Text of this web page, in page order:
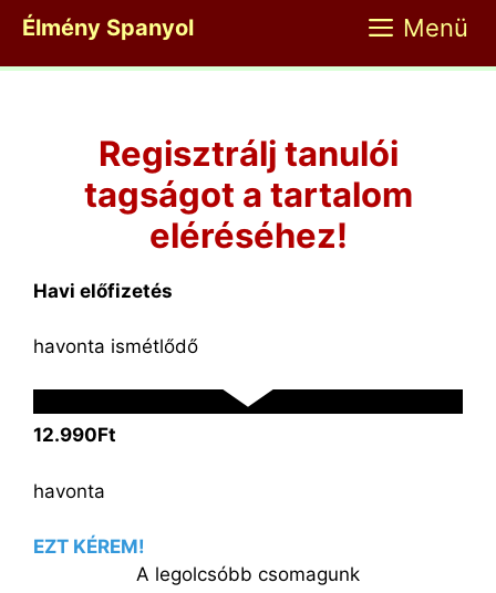
Kilépés
tartalomba
Élmény Spanyol Menü
Regisztrálj tanulói
tagságot a tartalom
eléréséhez!
Havi előfizetés
havonta ismétlődő
12.990Ft
havonta
EZT KÉREM!
A legolcsóbb csomagunk